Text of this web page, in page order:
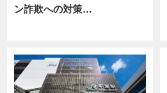
ン詐欺への対策…